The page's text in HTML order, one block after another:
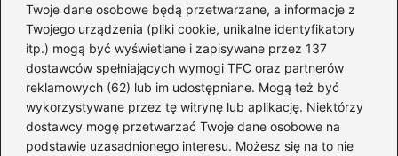
Twoje dane osobowe będą przetwarzane, a informacje z
Twojego urządzenia (pliki cookie, unikalne identyfikatory
itp.) mogą być wyświetlane i zapisywane przez 137
dostawców spełniających wymogi TFC oraz partnerów
reklamowych (62) lub im udostępniane. Mogą też być
wykorzystywane przez tę witrynę lub aplikację. Niektórzy
dostawcy mogę przetwarzać Twoje dane osobowe na
podstawie uzasadnionego interesu. Możesz się na to nie
zewnetrzne-ogrodowe
https://www.lampyogrodowe.com.pl/produkt/lampa-
ogrodowa-n4-klosz-kula/
https://www.prolamp.pl/lampa-zeliwna-n2a-klosz-
szesciokatny.html